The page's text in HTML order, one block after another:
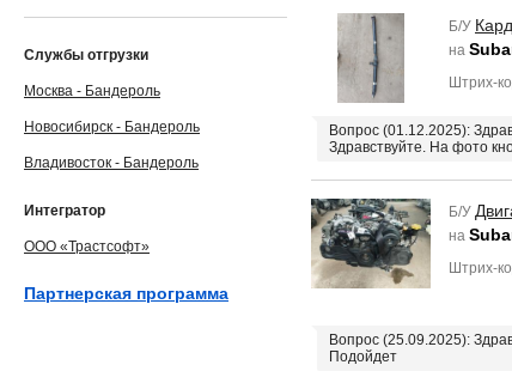
Б/У
на
Штрих-
Вопрос (01.12.2025):
Здравствуйте. На фото
Б/У
на
Штрих-
Вопрос (25.09.2025):
Подойдет
Службы отгрузки
Москва - Бандероль
Новосибирск - Бандероль
Владивосток - Бандероль
Интегратор
ООО «Трастсофт»
Партнерская программа